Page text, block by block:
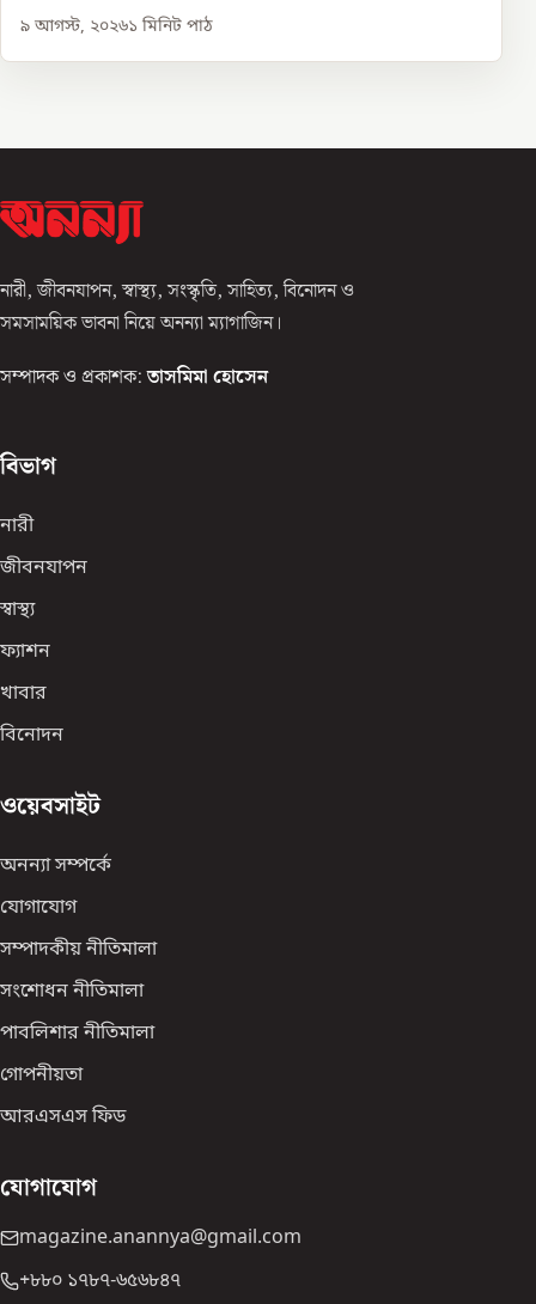
৯ আগস্ট, ২০২৬১ মিনিট পাঠ
নারী, জীবনযাপন, স্বাস্থ্য, সংস্কৃতি, সাহিত্য, বিনোদন ও
সমসাময়িক ভাবনা নিয়ে অনন্যা ম্যাগাজিন।
সম্পাদক ও প্রকাশক: তাসমিমা হোসেন
বিভাগ
নারী
জীবনযাপন
স্বাস্থ্য
ফ্যাশন
খাবার
বিনোদন
ওয়েবসাইট
অনন্যা সম্পর্কে
যোগাযোগ
সম্পাদকীয় নীতিমালা
সংশোধন নীতিমালা
পাবলিশার নীতিমালা
গোপনীয়তা
আরএসএস ফিড
যোগাযোগ
magazine.anannya@gmail.com
+৮৮০ ১৭৮৭-৬৫৬৮৪৭